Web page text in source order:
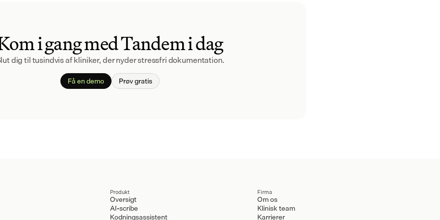
i gang med Tandem i dag
dig til tusindvis af kliniker, der nyder stressfri dokumentation.
Få en demo Prøv gratis
Produkt
Oversigt
AI-scribe
Kodningsassistent
Firma
Om os
Klinisk team
Karrierer